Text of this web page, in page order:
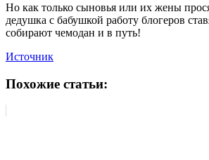
Но как только сыновья или их жены
дедушка с бабушкой работу блогеров
собирают чемодан и в путь!
Источник
Похожие статьи: